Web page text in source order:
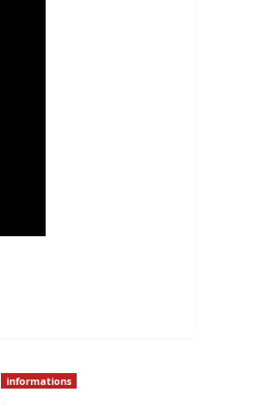
informations